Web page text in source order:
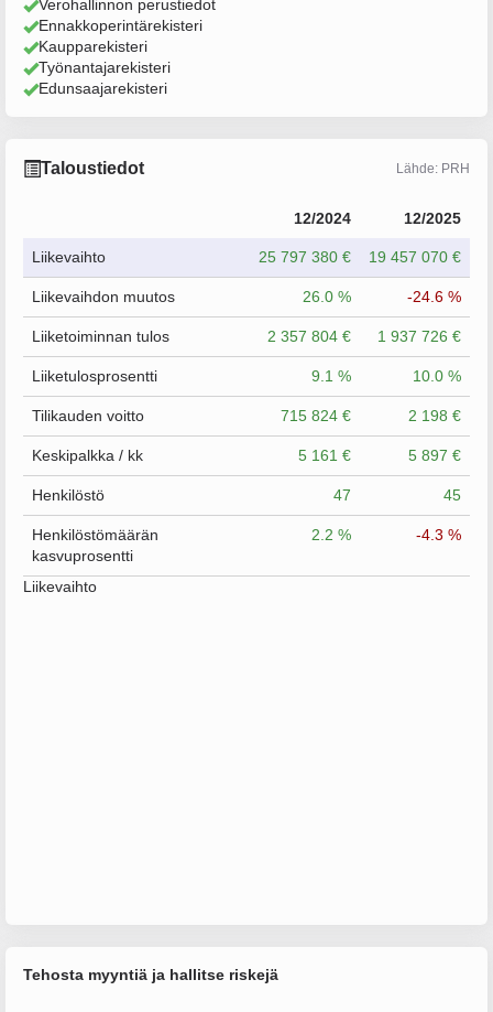
Verohallinnon perustiedot
Ennakkoperintärekisteri
Kaupparekisteri
Työnantajarekisteri
Edunsaajarekisteri
Taloustiedot Lähde: PRH
12/2024 12/2025
Liikevaihto 25 797 380 € 19 457 070 €
Liikevaihdon muutos 26.0 % -24.6 %
Liiketoiminnan tulos 2 357 804 € 1 937 726 €
Liiketulosprosentti 9.1 % 10.0 %
Tilikauden voitto 715 824 € 2 198 €
Keskipalkka / kk 5 161 € 5 897 €
Henkilöstö 47 45
Henkilöstömäärän
kasvuprosentti
2.2 % -4.3 %
Liikevaihto
Tehosta myyntiä ja hallitse riskejä